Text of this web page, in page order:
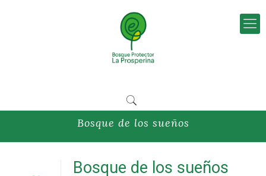
Bosque de los sueños
Bosque de los sueños